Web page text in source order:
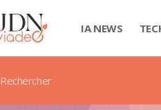
IA NEWS
Rechercher